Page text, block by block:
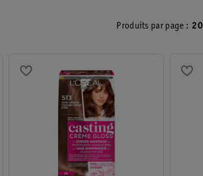
Produits par page : 20